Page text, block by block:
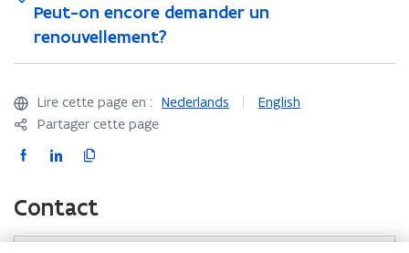
Peut-on encore demander un
renouvellement?
Lire cette page en : Nederlands
English
Partager cette page
F
c
e
b
L
k
e
C
i
e
Contact